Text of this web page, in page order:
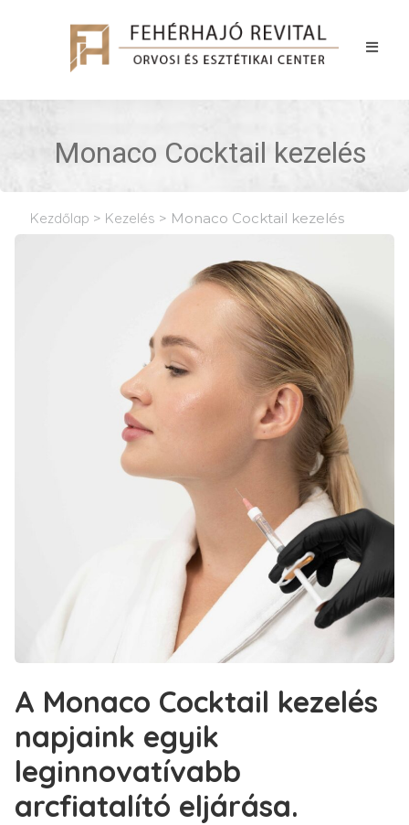
Monaco Cocktail kezelés
Kezdőlap > Kezelés > Monaco Cocktail kezelés
A Monaco Cocktail kezelés
napjaink egyik
leginnovatívabb
arcfiatalító eljárása.